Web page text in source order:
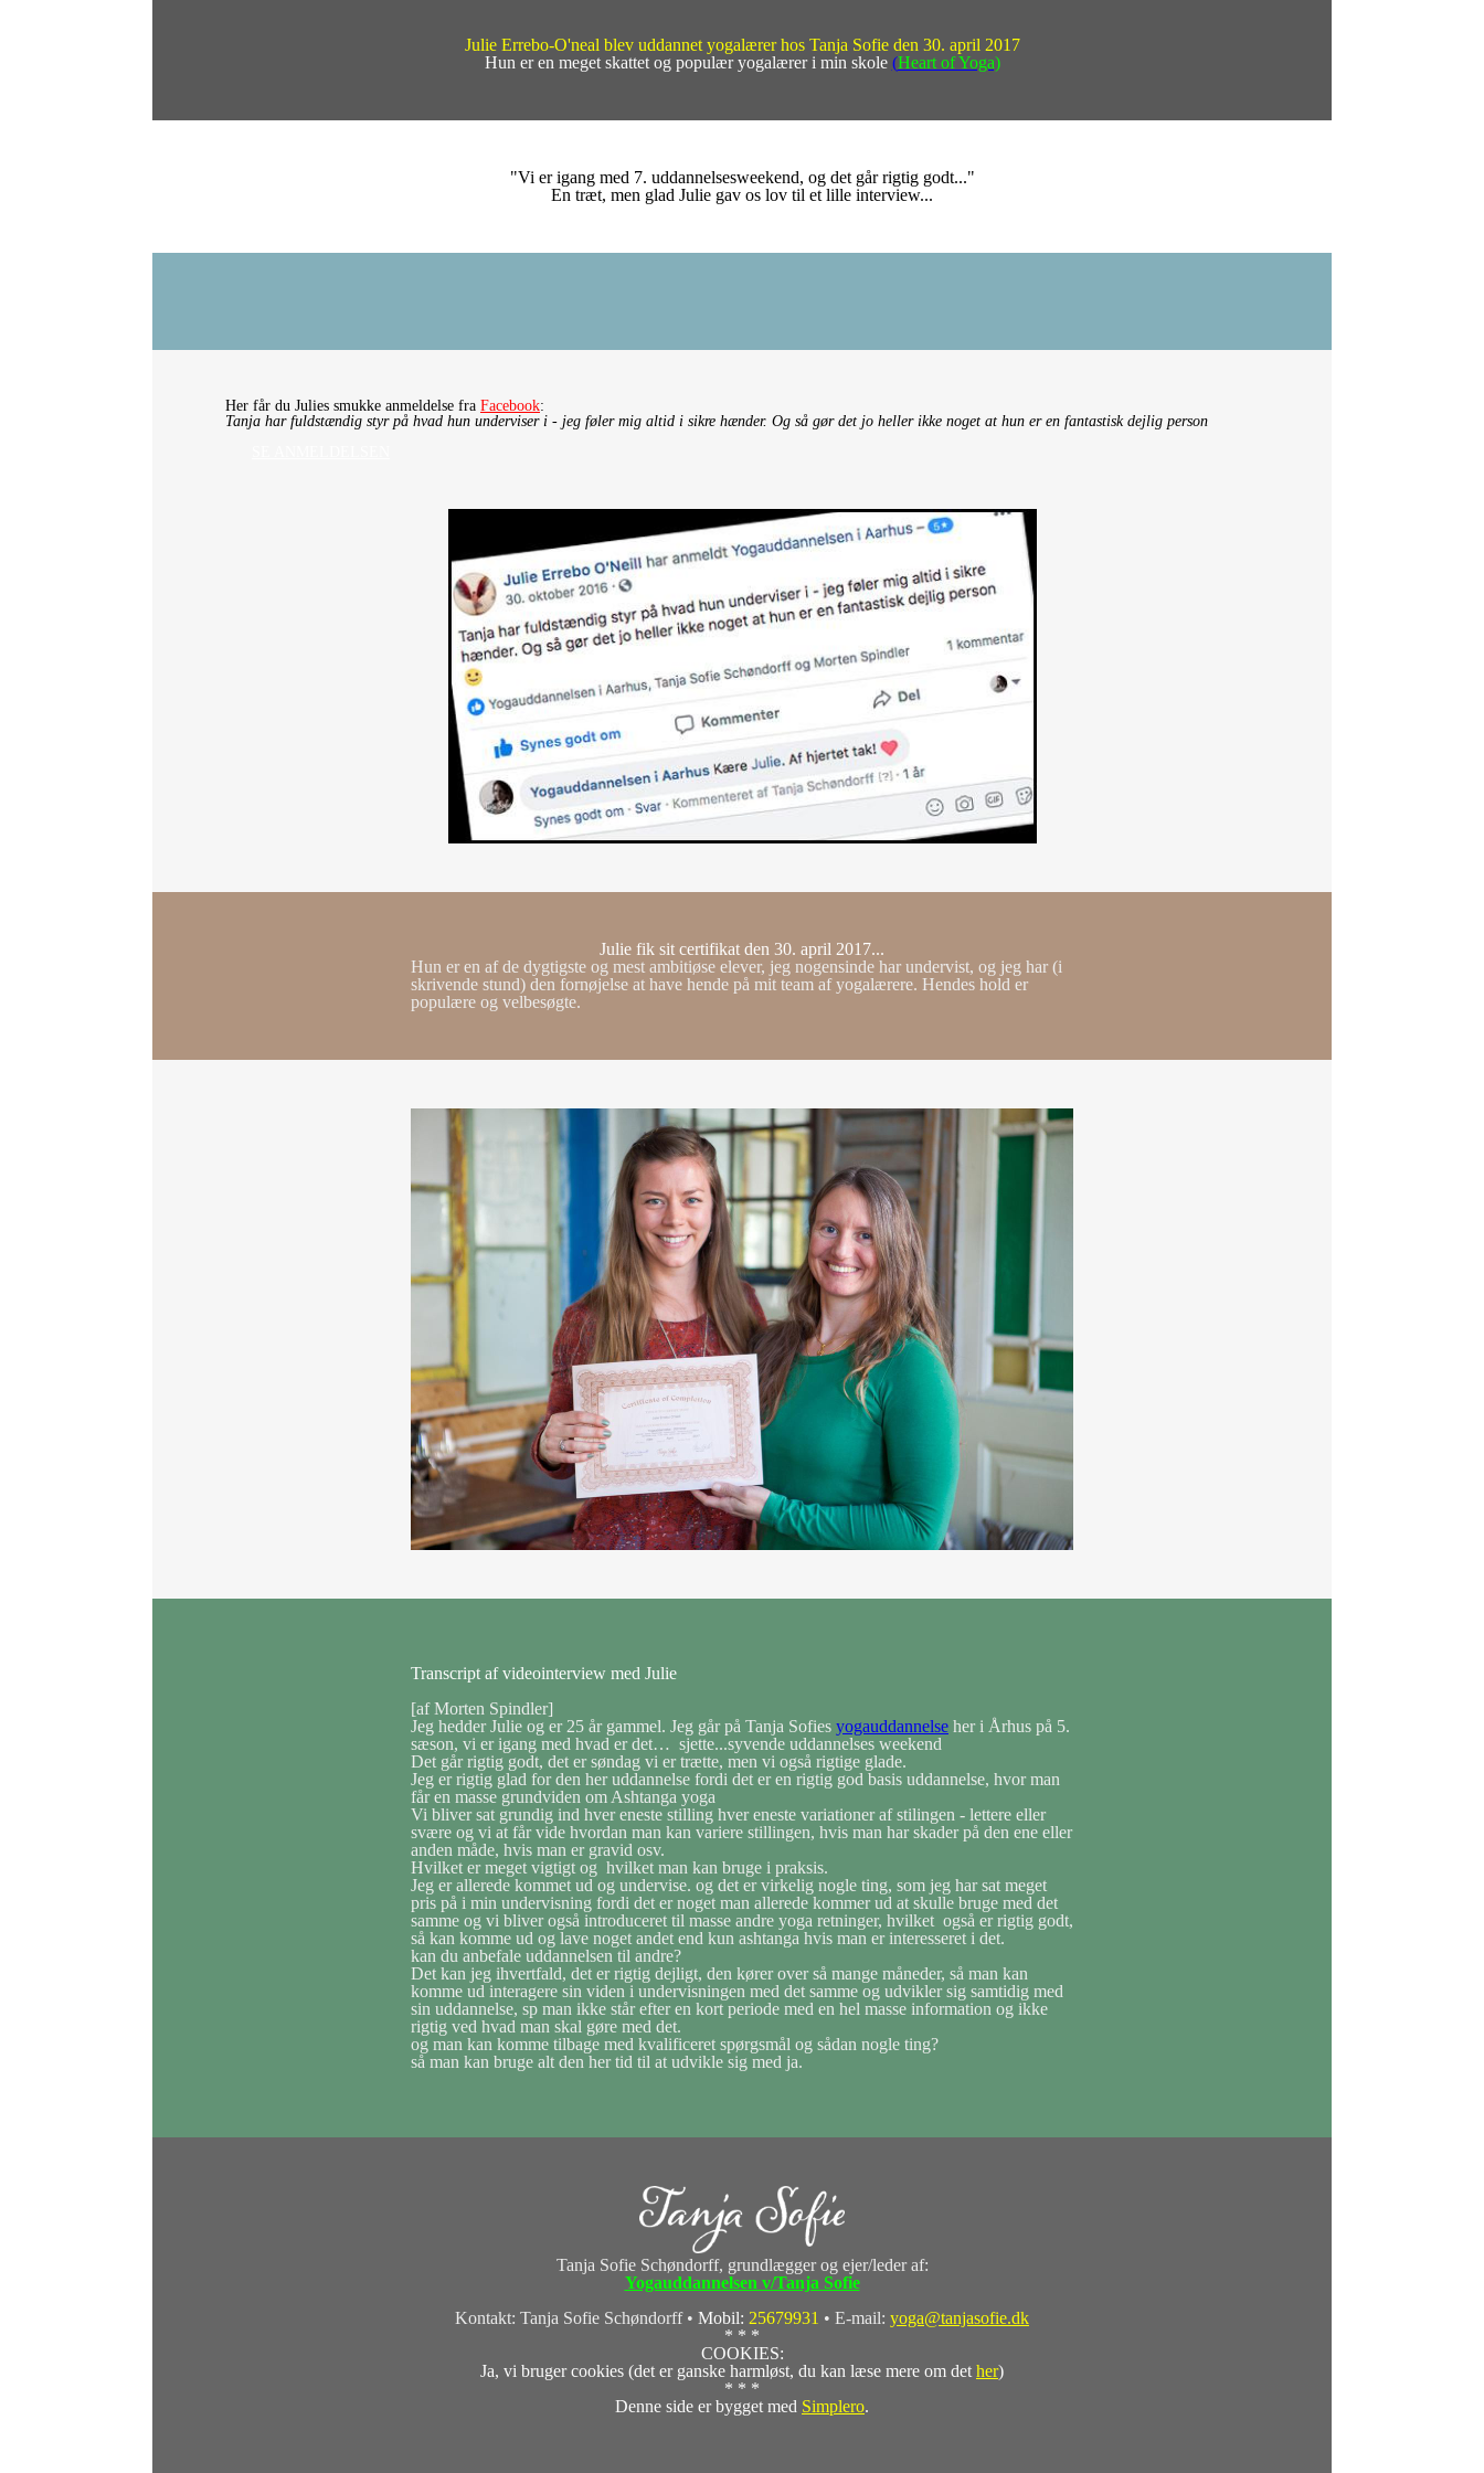
Julie Errebo-O'neal blev uddannet yogalærer hos Tanja Sofie den 30. april 2017
Hun er en meget skattet og populær yogalærer i min skole (Heart of Yoga)
"Vi er igang med 7. uddannelsesweekend, og det går rigtig godt..."
En træt, men glad Julie gav os lov til et lille interview...
Her får du Julies smukke anmeldelse fra Facebook:
Tanja har fuldstændig styr på hvad hun underviser i - jeg føler mig altid i sikre hænder. Og så gør det jo heller ikke noget at hun er en fantastisk dejlig person
Julie fik sit certifikat den 30. april 2017...
Hun er en af de dygtigste og mest ambitiøse elever, jeg nogensinde har undervist, og jeg har (i
skrivende stund) den fornøjelse at have hende på mit team af yogalærere. Hendes hold er
populære og velbesøgte.
Transcript af videointerview med Julie
[af Morten Spindler]
Jeg hedder Julie og er 25 år gammel. Jeg går på Tanja Sofies yogauddannelse her i Århus på 5.
sæson, vi er igang med hvad er det… sjette...syvende uddannelses weekend
Det går rigtig godt, det er søndag vi er trætte, men vi også rigtige glade.
Jeg er rigtig glad for den her uddannelse fordi det er en rigtig god basis uddannelse, hvor man
får en masse grundviden om Ashtanga yoga
Vi bliver sat grundig ind hver eneste stilling hver eneste variationer af stilingen - lettere eller
svære og vi at får vide hvordan man kan variere stillingen, hvis man har skader på den ene eller
anden måde, hvis man er gravid osv.
Hvilket er meget vigtigt og hvilket man kan bruge i praksis.
Jeg er allerede kommet ud og undervise. og det er virkelig nogle ting, som jeg har sat meget
pris på i min undervisning fordi det er noget man allerede kommer ud at skulle bruge med det
samme og vi bliver også introduceret til masse andre yoga retninger, hvilket også er rigtig godt,
så kan komme ud og lave noget andet end kun ashtanga hvis man er interesseret i det.
kan du anbefale uddannelsen til andre?
Det kan jeg ihvertfald, det er rigtig dejligt, den kører over så mange måneder, så man kan
komme ud interagere sin viden i undervisningen med det samme og udvikler sig samtidig med
sin uddannelse, sp man ikke står efter en kort periode med en hel masse information og ikke
rigtig ved hvad man skal gøre med det.
og man kan komme tilbage med kvalificeret spørgsmål og sådan nogle ting?
så man kan bruge alt den her tid til at udvikle sig med ja.
Tanja Sofie Schøndorff, grundlægger og ejer/leder af:
Yogauddannelsen v/Tanja Sofie
Kontakt: Tanja Sofie Schøndorff • Mobil: 25679931 • E-mail: yoga@tanjasofie.dk
* * *
COOKIES:
Ja, vi bruger cookies (det er ganske harmløst, du kan læse mere om det her)
* * *
Denne side er bygget med Simplero.